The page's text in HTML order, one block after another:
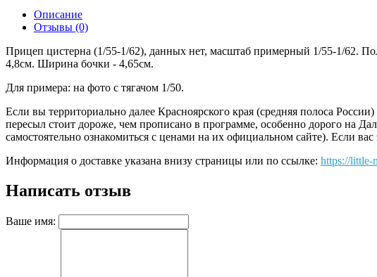
Описание
Отзывы (0)
Прицеп цистерна (1/55-1/62), данных нет, масштаб примерный 1/55-1/62.
4,8см. Ширина бочки - 4,65см.
Для примера: на фото с тягачом 1/50.
Если вы территориально далее Красноярского края (средняя полоса
пересыл стоит дороже, чем прописано в программе, особенно дорого
самостоятельно ознакомиться с ценами на их официальном сайте). Если
Информация о доставке указана внизу страницы или по ссылке: https://little-
Написать отзыв
Ваше имя: